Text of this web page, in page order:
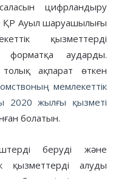
цифрландыру
ҚР Ауыл шаруашылығы
қызметтерді
форматқа аударды.
ақпарат өткен
мемлекеттік
2020 жылғы қызметі
болатын.
беруді және
қызметтерді алуды